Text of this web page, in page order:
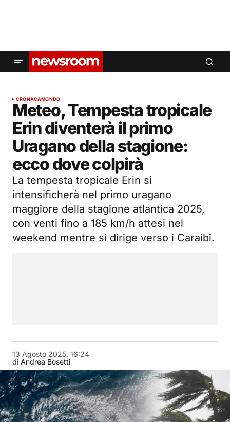
CRONACAMONDO
Meteo, Tempesta tropicale
Erin diventerà il primo
Uragano della stagione:
ecco dove colpirà
La tempesta tropicale Erin si
intensificherà nel primo uragano
maggiore della stagione atlantica 2025,
con venti fino a 185 km/h attesi nel
weekend mentre si dirige verso i Caraibi.
di Andrea Bosetti
13 Agosto 2025, 16:24